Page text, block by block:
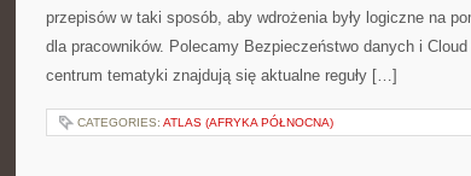
przepisów w taki sposób, aby wdrożenia były logiczne na
dla pracowników. Polecamy Bezpieczeństwo danych i
centrum tematyki znajdują się aktualne reguły […]
CATEGORIES: ATLAS (AFRYKA PÓŁNOCNA)